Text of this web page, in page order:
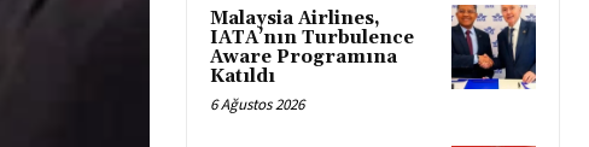
Malaysia Airlines,
IATA’nın Turbulence
Aware Programına
Katıldı
6 Ağustos 2026